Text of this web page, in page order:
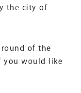
the city of
of the
you would like